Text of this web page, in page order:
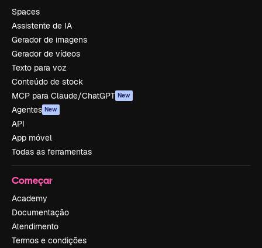
Spaces
Assistente de IA
Gerador de imagens
Gerador de vídeos
Texto para voz
Conteúdo de stock
MCP para Claude/ChatGPT New
Agentes New
API
App móvel
Todas as ferramentas
Começar
Academy
Documentação
Atendimento
Termos e condições